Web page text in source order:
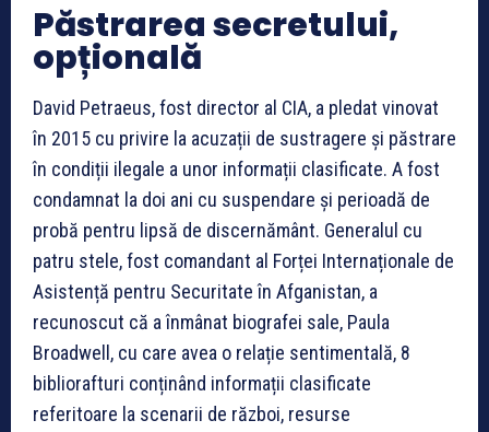
Păstrarea secretului,
opțională
David Petraeus, fost director al CIA, a pledat vinovat
în 2015 cu privire la acuzații de sustragere și păstrare
în condiții ilegale a unor informații clasificate. A fost
condamnat la doi ani cu suspendare și perioadă de
probă pentru lipsă de discernământ. Generalul cu
patru stele, fost comandant al Forței Internaționale de
Asistență pentru Securitate în Afganistan, a
recunoscut că a înmânat biografei sale, Paula
Broadwell, cu care avea o relație sentimentală, 8
bibliorafturi conținând informații clasificate
referitoare la scenarii de război, resurse